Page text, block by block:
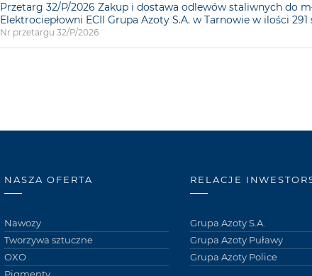
Przetarg 32/P/2026 Zakup i dostawa odlewów staliwnych do
Elektrociepłowni ECII Grupa Azoty S.A. w Tarnowie w ilości 291
Nr przetargu 32/P/2026
NASZA OFERTA
Nawozy
Tworzywa sztuczne
OXO
RELACJE
Grupa Azoty S.A.
Grupa Azoty Puławy
Grupa Azoty Police